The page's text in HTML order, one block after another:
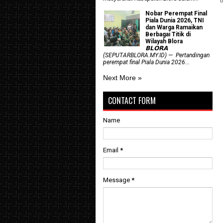
Nobar Perempat Final
Piala Dunia 2026, TNI
dan Warga Ramaikan
Berbagai Titik di
Wilayah Blora
𝗕𝗟𝗢𝗥𝗔
(SEPUTARBLORA.MY.ID) — Pertandingan
perempat final Piala Dunia 2026...
Next More »
CONTACT FORM
Name
Email *
Message *